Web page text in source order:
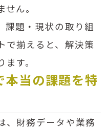
ん。
課題・現状の取り組
で揃えると、解決策
す。
当の課題を特
、財務データや業務